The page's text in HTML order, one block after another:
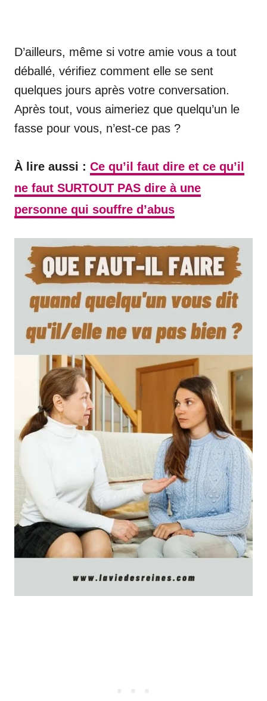
D’ailleurs, même si votre amie vous a tout
déballé, vérifiez comment elle se sent
quelques jours après votre conversation.
Après tout, vous aimeriez que quelqu’un le
fasse pour vous, n’est-ce pas ?
À lire aussi : Ce qu’il faut dire et ce qu’il
ne faut SURTOUT PAS dire à une
personne qui souffre d’abus